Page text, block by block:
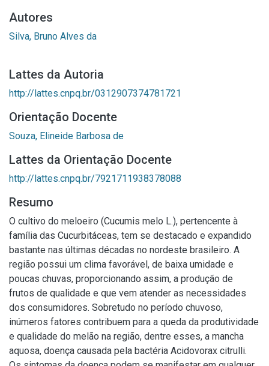
Autores
Silva, Bruno Alves da
Lattes da Autoria
http://lattes.cnpq.br/0312907374781721
Orientação Docente
Souza, Elineide Barbosa de
Lattes da Orientação Docente
http://lattes.cnpq.br/7921711938378088
Resumo
O cultivo do meloeiro (Cucumis melo L.), pertencente à
família das Cucurbitáceas, tem se destacado e expandido
bastante nas últimas décadas no nordeste brasileiro. A
região possui um clima favorável, de baixa umidade e
poucas chuvas, proporcionando assim, a produção de
frutos de qualidade e que vem atender as necessidades
dos consumidores. Sobretudo no período chuvoso,
inúmeros fatores contribuem para a queda da produtividade
e qualidade do melão na região, dentre esses, a mancha
aquosa, doença causada pela bactéria Acidovorax citrulli.